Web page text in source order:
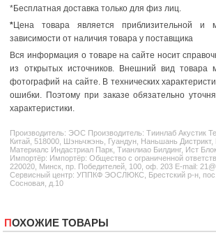
*Бесплатная доставка только для физ лиц.
*Цена товара является приблизительной и
зависимости от наличия товара у поставщика
Вся информация о товаре на сайте носит
из открытых источников. Внешний вид товара
фотографий на сайте. В технических
ошибки. Поэтому при заказе обязательно
характеристики.
Производитель: ЭОС Производитель: Тиинлаб Акустик
Китай, 518000, Шэньчжэнь, Гуандун, Наньшань
Материалс Индастриал Парк, Тианлиао Билдинг, Ист
Импортёр: Импортёр: Общество с ограниченной
220020, Минск, пр. Победителей, 100, оф. 203 E-mail:
Сервисный центр: УППКФ ЭОСЛЮКС, Брестский р-н, пос.
Сосновая, д.10
ПОХОЖИЕ ТОВАРЫ